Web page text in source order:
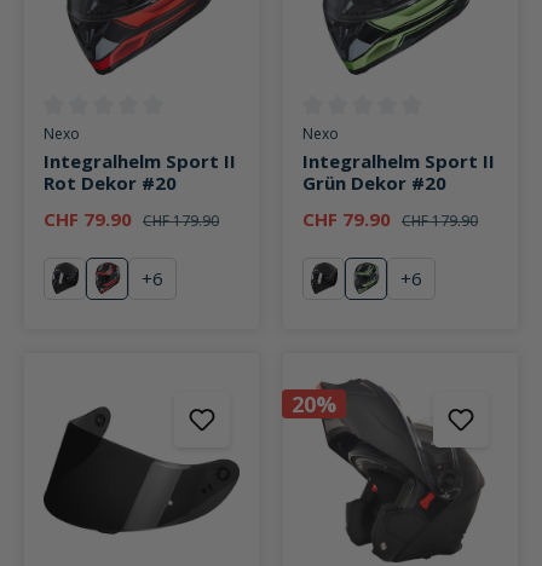
Durchschnittliche Bewertung von 0 von 5 Sternen
Nexo
Integralhelm Sport II
Rot Dekor #20
CHF 79.90 CHF 179.90
schwarzRot Dekor #20
+6
Durchschnittliche Bewertung
Nexo
Integralhelm Sport II
Grün Dekor #20
CHF 79.90 CHF 179.90
schwarzGrün Dekor #20
+6
20%